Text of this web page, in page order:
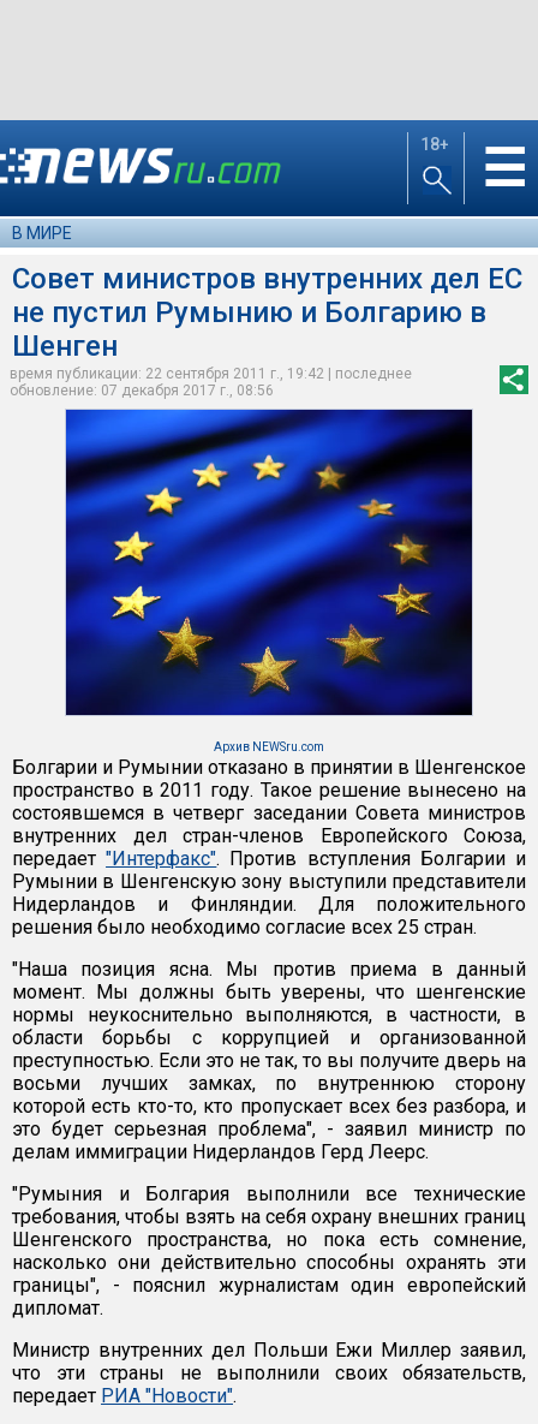
18+ ☰
В МИРЕ
Совет министров внутренних дел ЕС
не пустил Румынию и Болгарию в
Шенген
время публикации: 22 сентября 2011 г., 19:42 | последнее
обновление: 07 декабря 2017 г., 08:56
Архив NEWSru.com
Болгарии и Румынии отказано в принятии в Шенгенское
пространство в 2011 году. Такое решение вынесено на
состоявшемся в четверг заседании Совета министров
внутренних дел стран-членов Европейского Союза,
передает"Интерфакс". Против вступления Болгарии и
Румынии в Шенгенскую зону выступили представители
Нидерландов и Финляндии. Для положительного
решения было необходимо согласие всех 25 стран.
"Наша позиция ясна. Мы против приема в данный
момент. Мы должны быть уверены, что шенгенские
нормы неукоснительно выполняются, в частности, в
области борьбы с коррупцией и организованной
преступностью. Если это не так, то вы получите дверь на
восьми лучших замках, по внутреннюю сторону
которой есть кто-то, кто пропускает всех без разбора, и
это будет серьезная проблема", - заявил министр по
делам иммиграции Нидерландов Герд Леерс.
"Румыния и Болгария выполнили все технические
требования, чтобы взять на себя охрану внешних границ
Шенгенского пространства, но пока есть сомнение,
насколько они действительно способны охранять эти
границы", - пояснил журналистам один европейский
дипломат.
Министр внутренних дел Польши Ежи Миллер заявил,
что эти страны не выполнили своих обязательств,
передает РИА "Новости".